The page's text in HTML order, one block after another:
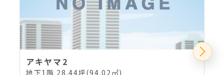
アキヤマ2
地下1階 28.44坪(94.02㎡)